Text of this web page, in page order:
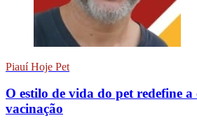
Piauí Hoje Pet
O estilo de vida do pet redefine a
vacinação